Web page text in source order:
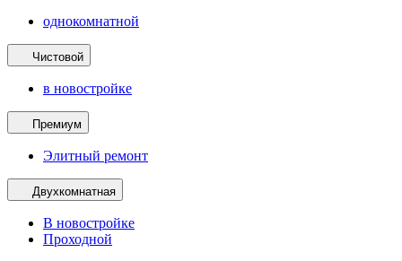
однокомнатной
Чистовой
в новостройке
Премиум
Элитный ремонт
Двухкомнатная
В новостройке
Проходной